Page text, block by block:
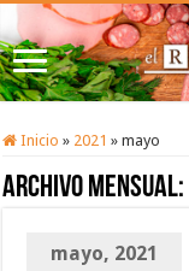
Inicio » 2021 » mayo
Archivo mensual:
mayo, 2021